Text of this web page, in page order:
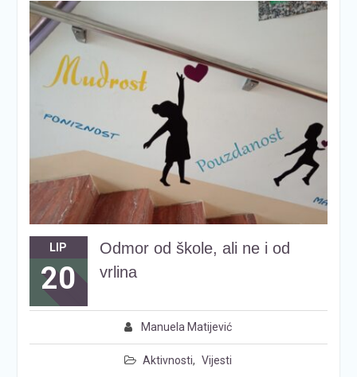
LIP
20
Odmor od škole, ali ne i od
vrlina
Manuela Matijević
Aktivnosti, Vijesti